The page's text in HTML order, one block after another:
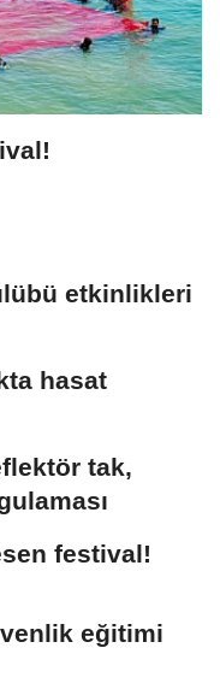
etkinlikleri
hasat
tak,
festival!
eğitimi